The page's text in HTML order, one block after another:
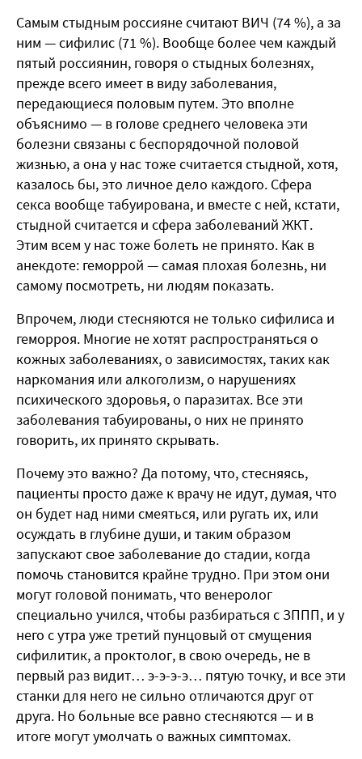
Самым стыдным россияне считают ВИЧ (74 %), а за
ним — сифилис (71 %). Вообще более чем каждый
пятый россиянин, говоря о стыдных болезнях,
прежде всего имеет в виду заболевания,
передающиеся половым путем. Это вполне
объяснимо — в голове среднего человека эти
болезни связаны с беспорядочной половой
жизнью, а она у нас тоже считается стыдной, хотя,
казалось бы, это личное дело каждого. Сфера
секса вообще табуирована, и вместе с ней, кстати,
стыдной считается и сфера заболеваний ЖКТ.
Этим всем у нас тоже болеть не принято. Как в
анекдоте: геморрой — самая плохая болезнь, ни
самому посмотреть, ни людям показать.
Впрочем, люди стесняются не только сифилиса и
геморроя. Многие не хотят распространяться о
кожных заболеваниях, о зависимостях, таких как
наркомания или алкоголизм, о нарушениях
психического здоровья, о паразитах. Все эти
заболевания табуированы, о них не принято
говорить, их принято скрывать.
Почему это важно? Да потому, что, стесняясь,
пациенты просто даже к врачу не идут, думая, что
он будет над ними смеяться, или ругать их, или
осуждать в глубине души, и таким образом
запускают свое заболевание до стадии, когда
помочь становится крайне трудно. При этом они
могут головой понимать, что венеролог
специально учился, чтобы разбираться с ЗППП, и у
него с утра уже третий пунцовый от смущения
сифилитик, а проктолог, в свою очередь, не в
первый раз видит… э-э-э-э… пятую точку, и все эти
станки для него не сильно отличаются друг от
друга. Но больные все равно стесняются — и в
итоге могут умолчать о важных симптомах.